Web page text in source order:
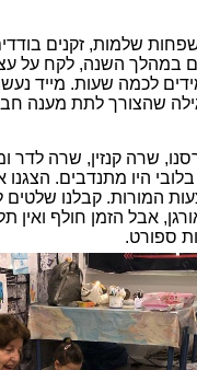
שלמות, זקנים
במהלך השנה, לקח על
לכמה שעות. מייד נעשה
שהצורך לתת מענה
שרה קנזין, שרה לדר
היו מתנדבים. הצגנו
המורות. קבלנו
אבל הזמן חולף ואין
ספורט.